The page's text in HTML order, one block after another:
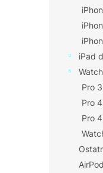
iPad
Pro
Pro
Pro